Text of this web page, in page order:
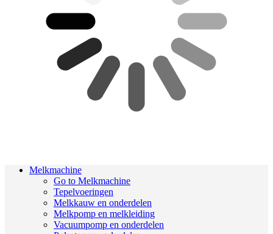
Melkmachine
Go to Melkmachine
Tepelvoeringen
Melkkauw en onderdelen
Melkpomp en melkleiding
Vacuumpomp en onderdelen